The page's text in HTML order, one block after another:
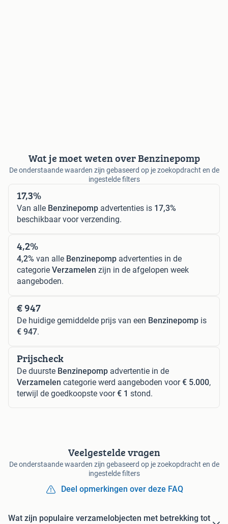
Wat je moet weten over Benzinepomp
De onderstaande waarden zijn gebaseerd op je zoekopdracht en de
ingestelde filters
17,3%
Van alle Benzinepomp advertenties is 17,3%
beschikbaar voor verzending.
4,2%
4,2% van alle Benzinepomp advertenties in de
categorie Verzamelen zijn in de afgelopen week
aangeboden.
€ 947
De huidige gemiddelde prijs van een Benzinepomp is
€ 947.
Prijscheck
De duurste Benzinepomp advertentie in de
Verzamelen categorie werd aangeboden voor€ 5.000,
terwijl de goedkoopste voor€ 1 stond.
Veelgestelde vragen
De onderstaande waarden zijn gebaseerd op je zoekopdracht en de
ingestelde filters
Deel opmerkingen over deze FAQ
Wat zijn populaire verzamelobjecten met betrekking tot